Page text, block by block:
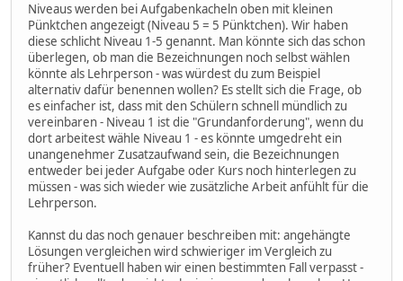
Niveaus werden bei Aufgabenkacheln oben mit kleinen
Pünktchen angezeigt (Niveau 5 = 5 Pünktchen). Wir haben
diese schlicht Niveau 1-5 genannt. Man könnte sich das schon
überlegen, ob man die Bezeichnungen noch selbst wählen
könnte als Lehrperson - was würdest du zum Beispiel
alternativ dafür benennen wollen? Es stellt sich die Frage, ob
es einfacher ist, dass mit den Schülern schnell mündlich zu
vereinbaren - Niveau 1 ist die "Grundanforderung", wenn du
dort arbeitest wähle Niveau 1 - es könnte umgedreht ein
unangenehmer Zusatzaufwand sein, die Bezeichnungen
entweder bei jeder Aufgabe oder Kurs noch hinterlegen zu
müssen - was sich wieder wie zusätzliche Arbeit anfühlt für die
Lehrperson.
Kannst du das noch genauer beschreiben mit: angehängte
Lösungen vergleichen wird schwieriger im Vergleich zu
früher? Eventuell haben wir einen bestimmten Fall verpasst -